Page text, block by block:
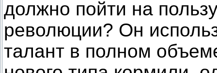
должно пойти на
революции? Он
талант в полном